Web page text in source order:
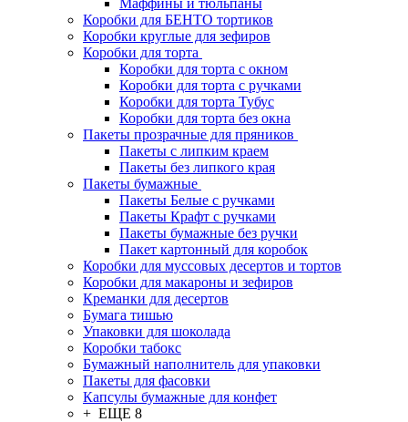
Маффины и тюльпаны
Коробки для БЕНТО тортиков
Коробки круглые для зефиров
Коробки для торта
Коробки для торта с окном
Коробки для торта с ручками
Коробки для торта Тубус
Коробки для торта без окна
Пакеты прозрачные для пряников
Пакеты с липким краем
Пакеты без липкого края
Пакеты бумажные
Пакеты Белые с ручками
Пакеты Крафт с ручками
Пакеты бумажные без ручки
Пакет картонный для коробок
Коробки для муссовых десертов и тортов
Коробки для макароны и зефиров
Креманки для десертов
Бумага тишью
Упаковки для шоколада
Коробки табокс
Бумажный наполнитель для упаковки
Пакеты для фасовки
Капсулы бумажные для конфет
+ ЕЩЕ 8